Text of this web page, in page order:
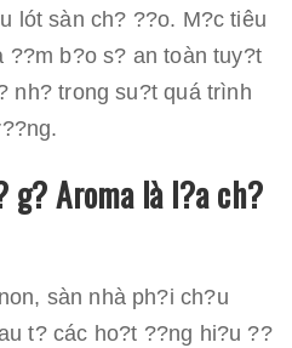
lót sàn ch? ??o. M?c tiêu
??m b?o s? an toàn tuy?t
nh? trong su?t quá trình
g? Aroma là l?a ch?
sàn nhà ph?i ch?u
t? các ho?t ??ng hi?u ??